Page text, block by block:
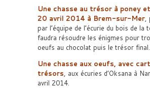
Une chasse au trésor à poney
20 avril 2014 à Brem-sur-Mer,
par l’équipe de l’écurie du bois de la
faudra résoudre les énigmes pour
oeufs au chocolat puis le trésor final.
Une chasse aux oeufs, avec
trésors, aux écuries d’Oksana à
avril 2014.